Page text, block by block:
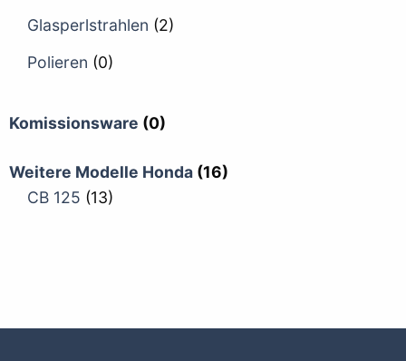
Glasperlstrahlen (2)
Polieren (0)
Komissionsware (0)
Weitere Modelle Honda (16)
CB 125 (13)